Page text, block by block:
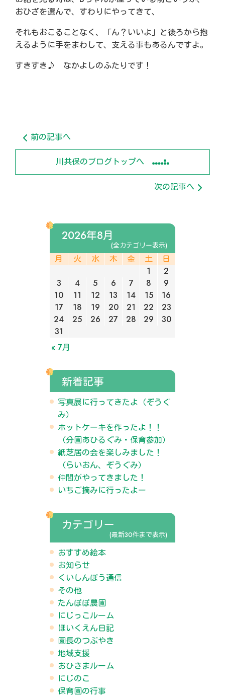
おひざを選んで、すわりにやってきて、
それもおこることなく、「ん？いいよ」と後ろから抱
えるように手をまわして、支える事もあるんですよ。
すきすき♪ なかよしのふたりです！
前の記事へ
川共保のブログトップへ
次の記事へ
2026年8月
(全カテゴリー表示)
月 火 水 木 金 土 日
« 7月
1
2
3
4 5 6 7 8
9
10
11 12 13 14 15
16
17
18 19 20 21 22
23
24
25 26 27 28 29
30
31
新着記事
写真展に行ってきたよ（ぞうぐ
み）
ホットケーキを作ったよ！！
（分園あひるぐみ・保育参加）
紙芝居の会を楽しみました！
（らいおん、ぞうぐみ）
仲間がやってきました！
いちご摘みに行ったよー
カテゴリー
(最新30件まで表示)
おすすめ絵本
お知らせ
くいしんぼう通信
その他
たんぽぽ農園
にじっこルーム
ほいくえん日記
園長のつぶやき
地域支援
おひさまルーム
にじのこ
保育園の行事